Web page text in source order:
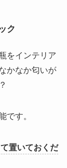
ク
をインテリア
かなか匂いが
です。
置いておくだ